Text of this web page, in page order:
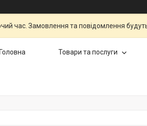
час. Замовлення та повідомлення
Головна Товари та послуги